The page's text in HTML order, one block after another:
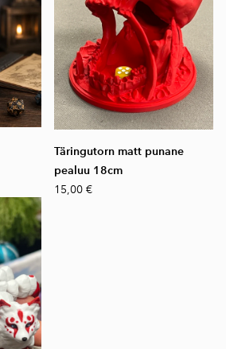
Täringutorn matt punane
pealuu 18cm
15,00 €